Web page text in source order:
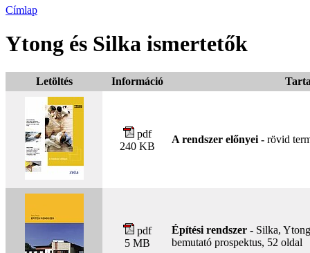
Címlap
Ytong és Silka ismertetők
Letöltés Információ
pdf
240 KB
A rendszer előnyei - rövid
pdf
5 MB
Építési rendszer - Silka,
bemutató prospektus, 52 oldal